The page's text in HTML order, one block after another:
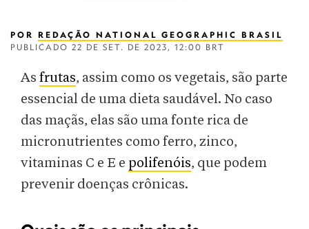
POR REDAÇÃO NATIONAL GEOGRAPHIC BRASIL
PUBLICADO 22 DE SET. DE 2023, 12:00 BRT
As frutas, assim como os vegetais, são parte
essencial de uma dieta saudável. No caso
das maçãs, elas são uma fonte rica de
micronutrientes como ferro, zinco,
vitaminas C e E e polifenóis, que podem
prevenir doenças crônicas.